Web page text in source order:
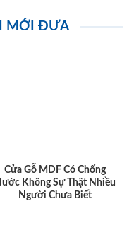
MỚI ĐƯA
Cửa Gỗ MDF Có Chống
Không Sự Thật Nhiều
Người Chưa Biết